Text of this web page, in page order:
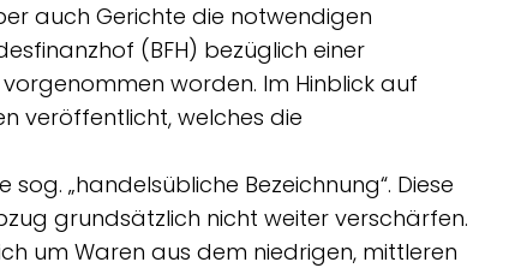
auch Gerichte die notwendigen
(BFH) bezüglich einer
worden. Im Hinblick auf
veröffentlicht, welches die
„handelsübliche Bezeichnung“. Diese
grundsätzlich nicht weiter verschärfen.
um Waren aus dem niedrigen, mittleren